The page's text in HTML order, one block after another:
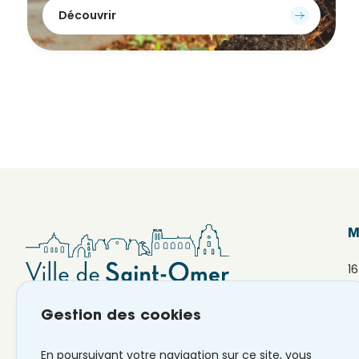
Découvrir
Gestion des cookies
En poursuivant votre navigation sur ce site, vous